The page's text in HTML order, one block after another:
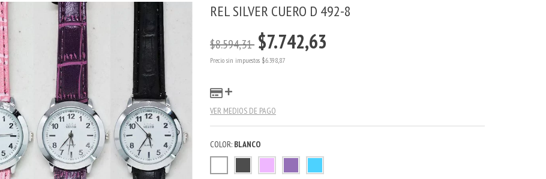
REL SILVER CUERO D 492-8
$8.594,31 $7.742,63
Precio sin impuestos $6.398,87
VER MEDIOS DE PAGO
COLOR: BLANCO